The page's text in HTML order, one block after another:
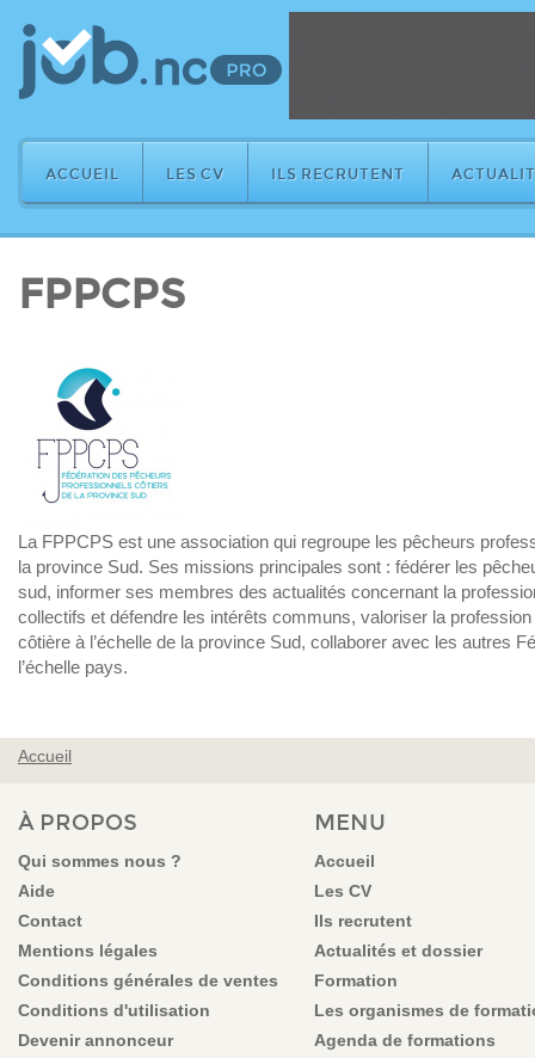
ACCUEIL LES CV ILS RECRUTENT
FPPCPS
La FPPCPS est une association qui regroupe les pêcheurs
la province Sud. Ses missions principales sont : fédérer les
sud, informer ses membres des actualités concernant la
collectifs et défendre les intérêts communs, valoriser la
côtière à l’échelle de la province Sud, collaborer avec les autres
l’échelle pays.
VOUS ÊTES ICI
Accueil
À PROPOS
Qui sommes nous ?
Aide
Contact
Mentions légales
Conditions générales de ventes
Conditions d'utilisation
Devenir annonceur
MENU
Accueil
Les CV
Ils recrutent
Actualités et dossier
Formation
Les organismes de
Agenda de formations